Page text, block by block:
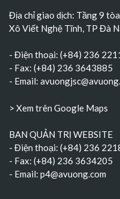
Địa chỉ giao dịch: Tầng 9
Xô Viết Nghệ Tĩnh, TP Đà
- Điện thoại: (+84) 236
- Fax: (+84) 236 3643885
- Email:
> Xem trên Google Maps
BAN QUẢN TRỊ WEBSITE
- Điện thoại: (+84) 236
- Fax: (+84) 236 3634205
- Email: p4@avuong.com